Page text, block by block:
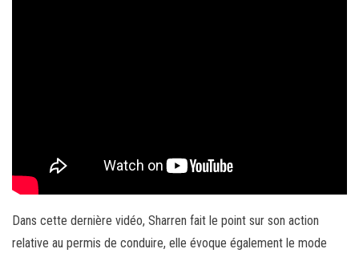
Dans cette dernière vidéo, Sharren fait le point sur son action
relative au permis de conduire, elle évoque également le mode